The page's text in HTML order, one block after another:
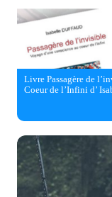
Livre Passagère de
Coeur de l’Infini d’